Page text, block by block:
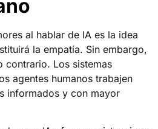
al hablar de IA es la idea
la empatía. Sin embargo,
contrario. Los sistemas
agentes humanos trabajen
informados y con mayor